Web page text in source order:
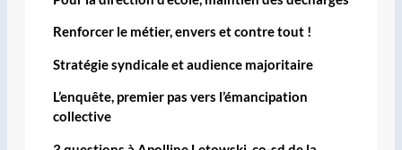
Renforcer le métier, envers et contre tout !
Stratégie syndicale et audience majoritaire
L’enquête, premier pas vers l’émancipation
collective